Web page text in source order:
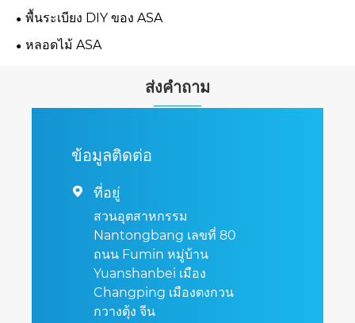
พื้นระเบียง DIY ของ ASA
หลอดไม้ ASA
ส่งคำถาม
ข้อมูลติดต่อ
 ที่อยู่
สวนอุตสาหกรรม
Nantongbang เลขที่ 80
ถนน Fumin หมู่บ้าน
Yuanshanbei เมือง
Changping เมืองตงกวน
กวางตุ้ง จีน